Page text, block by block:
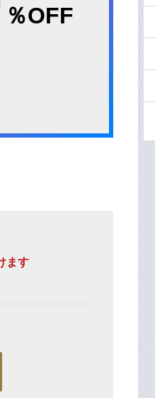
％OFF
ます